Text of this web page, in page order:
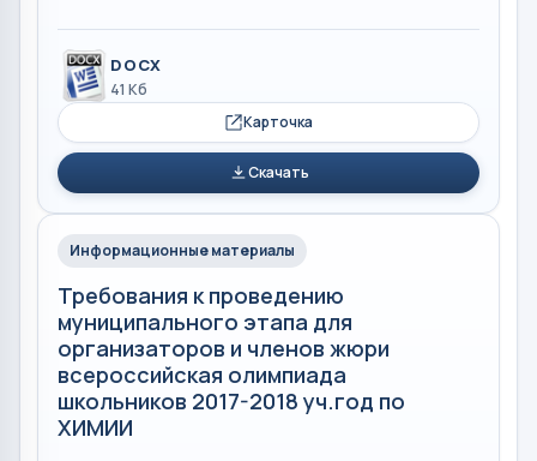
DOCX
41 Кб
Карточка
Скачать
Информационные материалы
Требования к проведению
муниципального этапа для
организаторов и членов жюри
всероссийская олимпиада
школьников 2017-2018 уч.год по
ХИМИИ